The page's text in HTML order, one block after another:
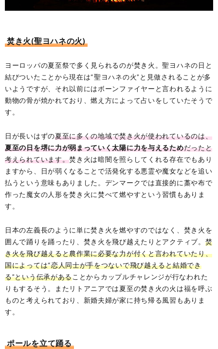
焚き火(聖ヨハネの火)
ヨーロッパの夏至祭で多く見られるのが焚き火。聖ヨハネの日と
結びついたことから現在は“聖ヨハネの火”と見做されることが多
いようですが、それ以前にはボーンファイヤーと言われるように
動物の骨が焼かれており、燃え方によって占いをしていたそうで
す。
日が長いはずの夏至に多くの地域で焚き火が使われているのは、
夏至の日を堺に力が弱まっていく太陽に力を与えるためだったと
考えられています。焚き火は暗闇を照らしてくれる存在でもあり
ますから、日が弱くなることで活発化する悪霊や魔女などを追い
払うという意味もありました。デンマークでは直接的に藁や布で
作った魔女の人形を焚き火に焚べて燃やすという習慣もありま
す。
日本の左義長のように単に焚き火を燃やすのではなく、焚き火を
囲んで踊りを踊ったり、焚き火を飛び越えたりとアクティブ。 焚
き火を飛び越えると農作業に必要な力が付くと言われていたり、
国によっては“恋人同士が手をつないで飛び越えると結婚でき
る”という伝承があることからカップルチャレンジが行なわれた
りもするそう。またリトアニアでは夏至の焚き火の火は福を呼ぶ
ものと考えられており、新婚夫婦が家に持ち帰る風習もありま
す。
ポールを立て踊る